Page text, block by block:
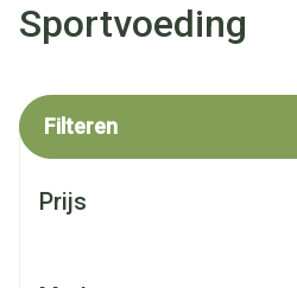
Sportvoeding
Filteren
Prijs